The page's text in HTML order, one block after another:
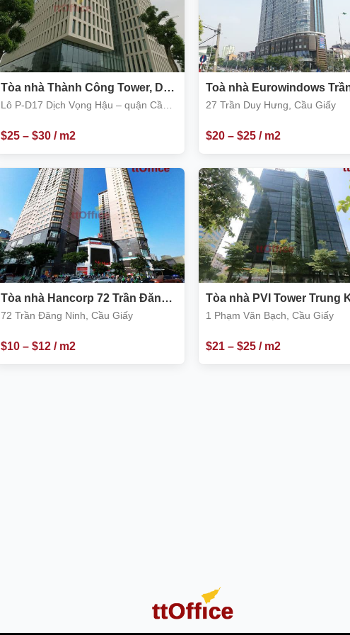
Tòa nhà Thành Công Tower, Duy
Tân- Dịch Vọng Hậu, Cầu Giấy
Lô P-D17 Dịch Vọng Hậu – quận Cầu
$25– $30/ m2
Toà nhà Eurowindows
Hưng
27 Trần Duy Hưng, Cầu Giấy
$20– $25/ m2
Tòa nhà Hancorp 72 Trần Đăng
Ninh Cầu Giấy
72 Trần Đăng Ninh, Cầu Giấy
$10– $12/ m2
Tòa nhà PVI Tower Trung
Cầu Giấy
1 Phạm Văn Bạch, Cầu Giấy
$21– $25/ m2